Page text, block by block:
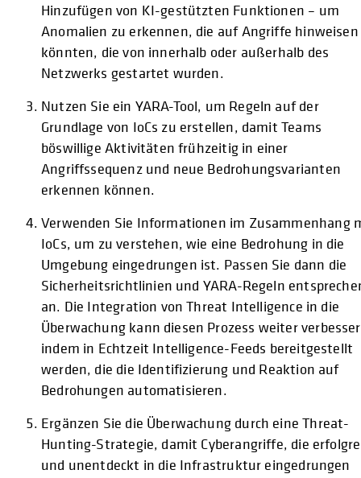
Hinzufügen von KI-gestützten Funktionen – um
Anomalien zu erkennen, die auf Angriffe hinweisen
könnten, die von innerhalb oder außerhalb des
Netzwerks gestartet wurden.
Nutzen Sie ein YARA-Tool, um Regeln auf der
Grundlage von IoCs zu erstellen, damit Teams
böswillige Aktivitäten frühzeitig in einer
Angriffssequenz und neue Bedrohungsvarianten
erkennen können.
Verwenden Sie Informationen im Zusammenhang
IoCs, um zu verstehen, wie eine Bedrohung in die
Umgebung eingedrungen ist. Passen Sie dann die
Sicherheitsrichtlinien und YARA-Regeln
an. Die Integration von Threat Intelligence in die
Überwachung kann diesen Prozess weiter
indem in Echtzeit Intelligence-Feeds bereitgestellt
werden, die die Identifizierung und Reaktion auf
Bedrohungen automatisieren.
Ergänzen Sie die Überwachung durch eine Threat-
Hunting-Strategie, damit Cyberangriffe, die
und unentdeckt in die Infrastruktur eingedrungen